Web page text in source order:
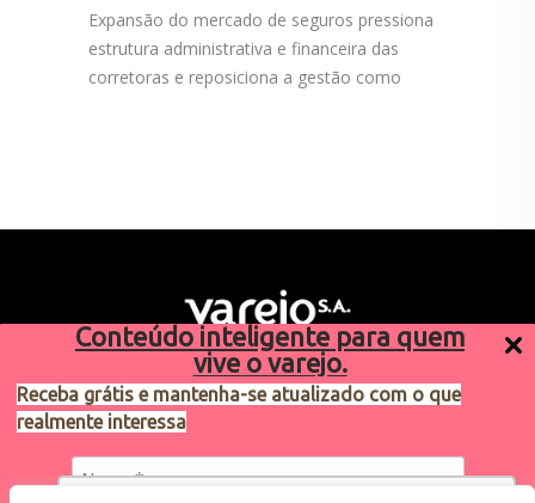
Conteúdo inteligente para quem
vive o varejo.
Receba grátis e mantenha-se atualizado com o que
realmente interessa
Expansão do mercado de seguros pressiona
estrutura administrativa e financeira das
corretoras e reposiciona a gestão como
Sugestões de pauta
varejosa@cndl.org.br